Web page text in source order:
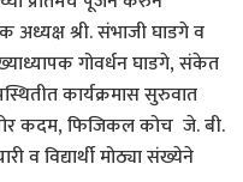
श्री. संभाजी घाडगे व
गोवर्धन घाडगे, संकेत
कार्यक्रमास सुरुवात
कदम, फिजिकल कोच जे. बी.
व विद्यार्थी मोठ्या संख्येने